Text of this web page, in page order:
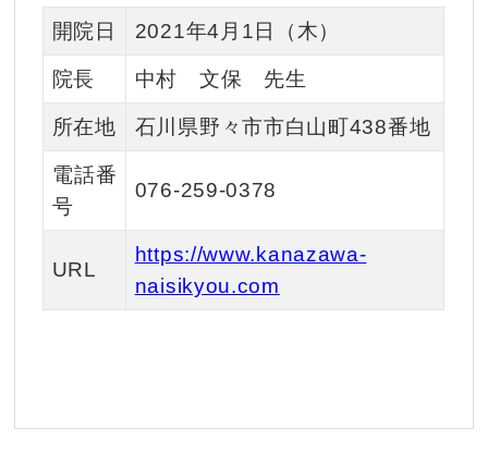
開院日 2021年4月1日（木）
院長 中村 文保 先生
所在地 石川県野々市市白山町438番地
電話番
号
076-259-0378
URL
https://www.kanazawa-
naisikyou.com